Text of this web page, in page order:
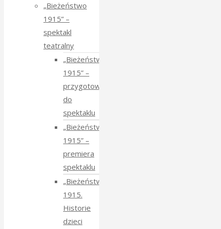
„Bieżeństwo
1915” –
spektakl
teatralny
„Bieżeństwo
1915” –
przygotowania
do
spektaklu
„Bieżeństwo
1915” –
premiera
spektaklu
„Bieżeństwo
1915.
Historie
dzieci